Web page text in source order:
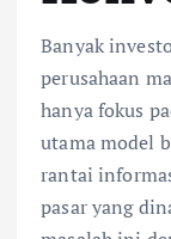
Banyak
perusahaan
hanya fokus
utama model
rantai
pasar yang